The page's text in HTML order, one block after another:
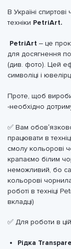
В Україні
техніки PetriArt.
PetriArt – це
для досягнення
(див. фото). Цей
символіці і
Проте, щоб вироби
-необхідно
✅ Вам
працювати в
смолу кольорові
крапаємо білим
неможливий, бо
кольорові
роботі в техніці
вкладці)
✅ Для роботи в цій
Рідка